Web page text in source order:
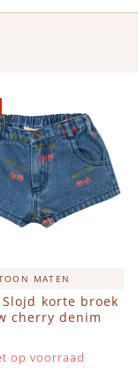
MATEN
Slojd korte broek
cherry denim
op voorraad